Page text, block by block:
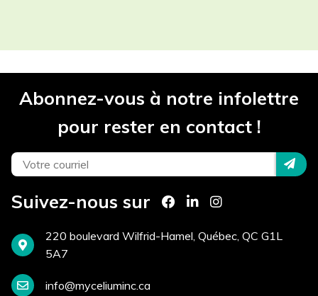
Téléphone *
Courriel *
Site Internet
Abonnez-vous à notre infolettre
pour rester en contact !
Suivez-nous sur
220 boulevard Wilfrid-Hamel, Québec, QC G1L
5A7
info@myceliuminc.ca